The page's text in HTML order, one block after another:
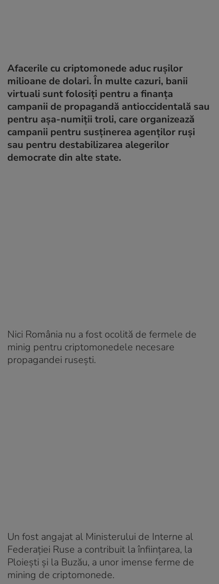
Afacerile cu criptomonede aduc rușilor
milioane de dolari. În multe cazuri, banii
virtuali sunt folosiți pentru a finanța
campanii de propagandă antioccidentală sau
pentru așa-numiții troli, care organizează
campanii pentru susținerea agenților ruși
sau pentru destabilizarea alegerilor
democrate din alte state.
Nici România nu a fost ocolită de fermele de
minig pentru criptomonedele necesare
propagandei rusești.
Un fost angajat al Ministerului de Interne al
Federației Ruse a contribuit la înființarea, la
Ploiești și la Buzău, a unor imense ferme de
mining de criptomonede.